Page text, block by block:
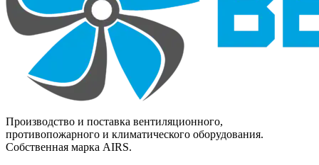
Производство и поставка вентиляционного,
противопожарного и климатического оборудования.
Собственная марка AIRS.